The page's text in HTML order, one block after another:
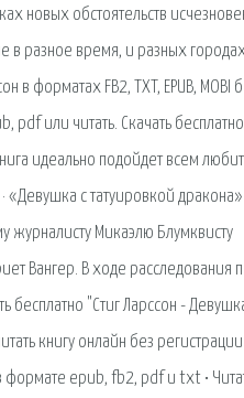
новых обстоятельств
в разное время, и разных
в форматах FB2, TXT, EPUB, MOBI
pdf или читать. Скачать
идеально подойдет всем
с татуировкой дракона»
журналисту Микаэлю Блумквисту
Вангер. В ходе расследования
бесплатно "Стиг Лapcсoн -
книгу онлайн без регистрации
формате epub, fb2, pdf и txt •